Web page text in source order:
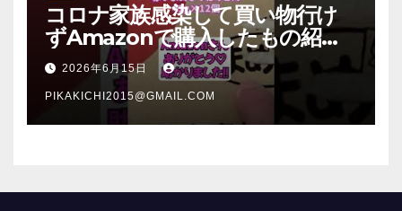
コロナ家族感染して買い物行け
ずAmazonで購入したもの紹
介 #Shorts
2026年6月15日
PIKAKICHI2015@GMAIL.COM